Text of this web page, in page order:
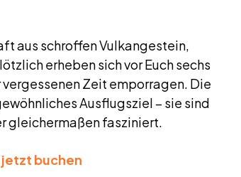
aus schroffen Vulkangestein,
erheben sich vor Euch sechs
Zeit emporragen. Die
Ausflugsziel – sie sind
gleichermaßen fasziniert.
jetzt buchen